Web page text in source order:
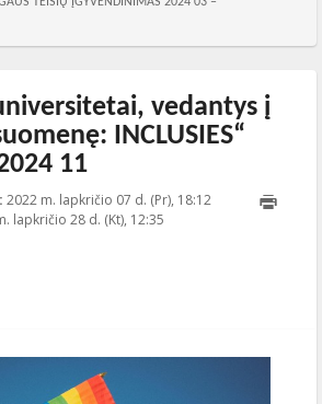
vedantys į
INCLUSIES“
11
2022 m. lapkričio 07 d. (Pr), 18:12 2024-11-
lapkričio 28 d. (Kt), 12:35